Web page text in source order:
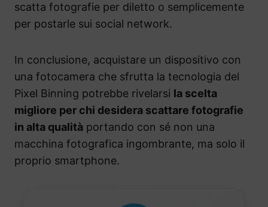
scatta fotografie per diletto o semplicemente
per postarle sui social network.
In conclusione, acquistare un dispositivo con
una fotocamera che sfrutta la tecnologia del
Pixel Binning potrebbe rivelarsi la scelta
migliore per chi desidera scattare fotografie
in alta qualità portando con sé non una
macchina fotografica ingombrante, ma solo il
proprio smartphone.